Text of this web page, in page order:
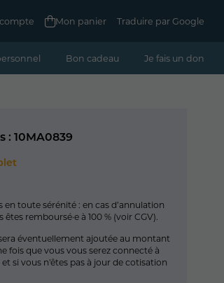
Mon panier Traduire par Google
Bon cadeau Je fais un don
: 10MA0839
en toute sérénité : en cas d’annulation
remboursé·e à 100 % (voir CGV).
éventuellement ajoutée au montant
fois que vous vous serez connecté à
si vous n'êtes pas à jour de cotisation